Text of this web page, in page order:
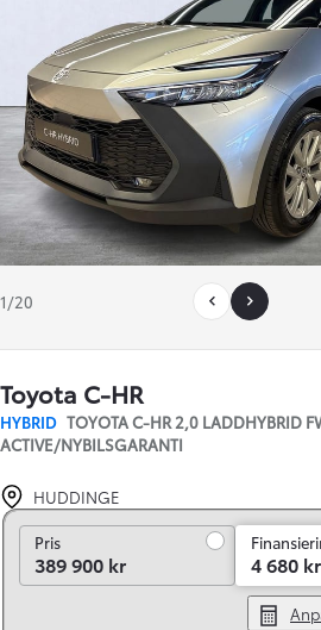
1/20
Toyota C-HR
HYBRID TOYOTA C-HR 2,0 LADDHYBRID
ACTIVE/NYBILSGARANTI
HUDDINGE
PrisPris
389 900 kr 4 680